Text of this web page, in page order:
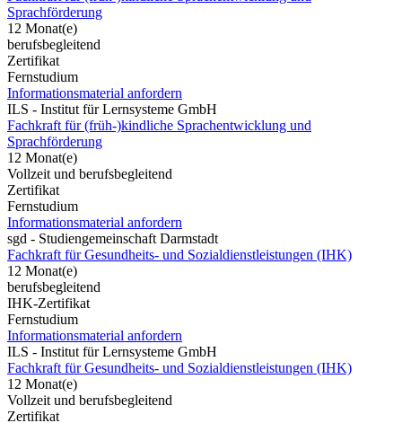
Sprachförderung
12 Monat(e)
berufsbegleitend
Zertifikat
Fernstudium
Informationsmaterial anfordern
ILS - Institut für Lernsysteme GmbH
Fachkraft für (früh-)kindliche Sprachentwicklung und
Sprachförderung
12 Monat(e)
Vollzeit und berufsbegleitend
Zertifikat
Fernstudium
Informationsmaterial anfordern
sgd - Studiengemeinschaft Darmstadt
Fachkraft für Gesundheits- und Sozialdienstleistungen (IHK)
12 Monat(e)
berufsbegleitend
IHK-Zertifikat
Fernstudium
Informationsmaterial anfordern
ILS - Institut für Lernsysteme GmbH
Fachkraft für Gesundheits- und Sozialdienstleistungen (IHK)
12 Monat(e)
Vollzeit und berufsbegleitend
Zertifikat